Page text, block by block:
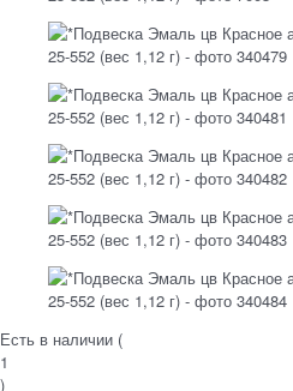
Есть в наличии (
1
)